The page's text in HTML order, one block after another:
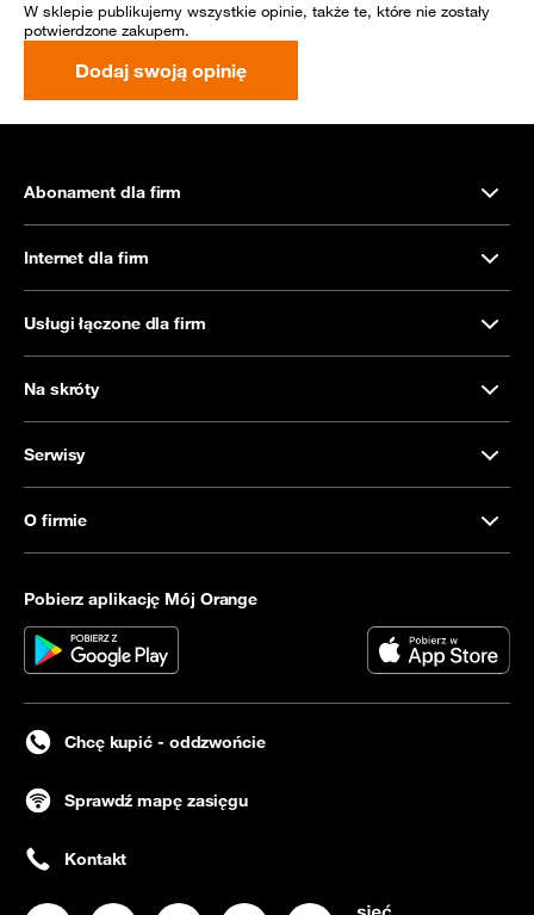
W sklepie publikujemy wszystkie opinie, także te, które nie zostały
potwierdzone zakupem.
Dodaj swoją opinię
Abonament dla firm
Internet dla firm
Usługi łączone dla firm
Na skróty
Serwisy
O firmie
Pobierz aplikację Mój Orange
Chcę kupić - oddzwońcie
Sprawdź mapę zasięgu
Kontakt